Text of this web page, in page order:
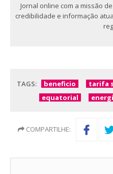
Jornal online com a missão
credibilidade e informação
TAGS: beneficio tarifa
equatorial
COMPARTILHE: